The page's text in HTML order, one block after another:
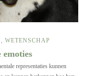
, WETENSCHAP
emoties
representaties kunnen